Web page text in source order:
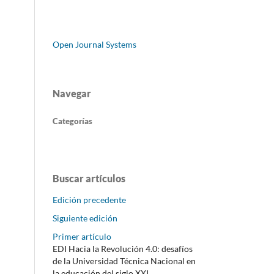
Open Journal Systems
Navegar
Categorías
Buscar artículos
Edición precedente
Siguiente edición
Primer artículo
EDI Hacia la Revolución 4.0: desafíos
de la Universidad Técnica Nacional en